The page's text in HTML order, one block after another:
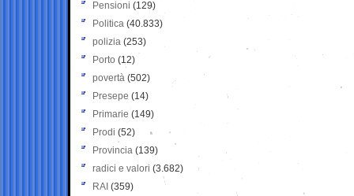
Pensioni (129)
Politica (40.833)
polizia (253)
Porto (12)
povertà (502)
Presepe (14)
Primarie (149)
Prodi (52)
Provincia (139)
radici e valori (3.682)
RAI (359)